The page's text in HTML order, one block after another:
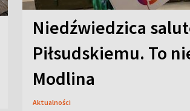
Niedźwiedzica
Piłsudskiemu. To
Modlina
Aktualności